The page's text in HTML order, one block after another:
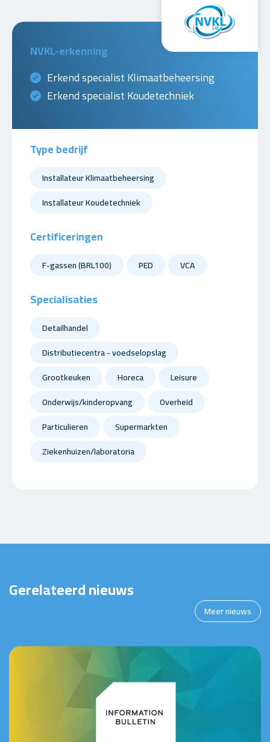
NVKL-erkenning
Erkend specialist Klimaatbeheersing
Erkend specialist Koudetechniek
Type bedrijf
Installateur Klimaatbeheersing
Installateur Koudetechniek
Certificeringen
F-gassen (BRL100) PED VCA
Specialisaties
Detailhandel
Distributiecentra - voedselopslag
Grootkeuken
Horeca
Leisure
Onderwijs/kinderopvang
Overheid
Particulieren
Supermarkten
Ziekenhuizen/laboratoria
Gerelateerd nieuws
Meer nieuws